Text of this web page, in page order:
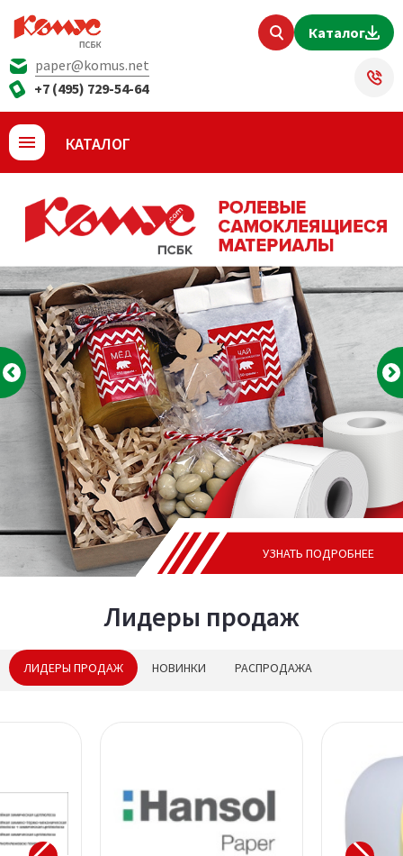
Каталог
paper@komus.net
+7 (495) 729-54-64
КАТАЛОГ
УЗНАТЬ ПОДРОБНЕЕ
УЗНАТЬ ПОДРОБНЕЕ
УЗНАТЬ ПОДРОБНЕЕ
Лидеры продаж
ЛИДЕРЫ ПРОДАЖ НОВИНКИ РАСПРОДАЖА